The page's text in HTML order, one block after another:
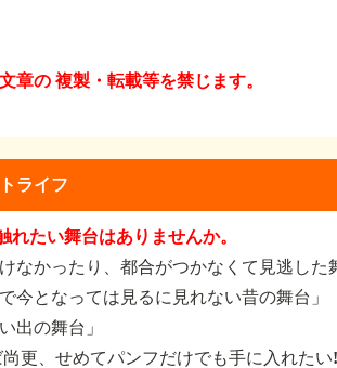
章の 複製・転載等を禁じます。
ライフ
れたい舞台はありませんか。
なかったり、都合がつかなくて見逃した
今となっては見るに見れない昔の舞台」
出の舞台」
更、せめてパンフだけでも手に入れたい!